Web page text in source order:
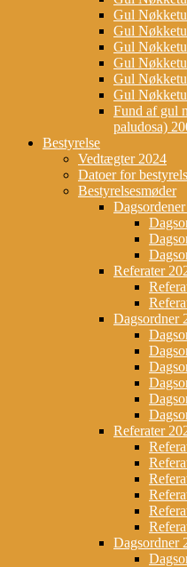
Gul
Gul
Gul
Gul
Gul
Gul
Fund af gul
paludosa)
Bestyrelse
Vedtægter 2024
Datoer for
Bestyrelsesmøder
Referater
Dagsordner
Referater
Dagsordner